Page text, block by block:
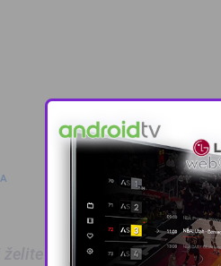
želite prijaviti grešku u tekstu?